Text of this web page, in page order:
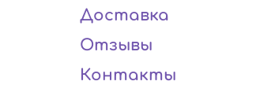
Доставка
Отзывы
Контакты